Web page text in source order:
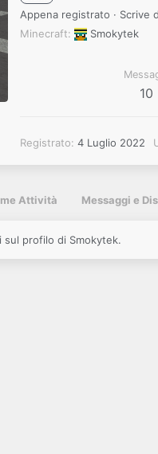
Appena registrato · Scrive
Minecraft
Smokytek
10
Registrato 4 Luglio 2022
Attività Messaggi e
sul profilo di Smokytek.